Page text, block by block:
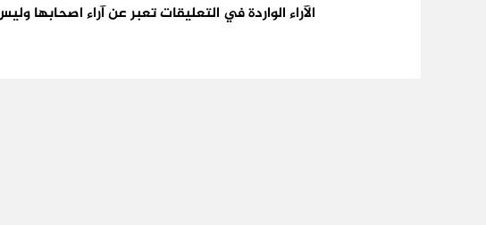
الآراء الواردة في التعليقات تعبر عن آراء اصحابها